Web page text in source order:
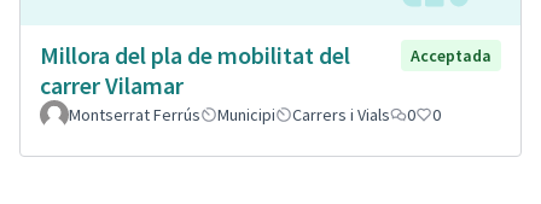
Millora del pla de mobilitat del
carrer Vilamar
Acceptada
Montserrat Ferrús Municipi Carrers i Vials 0 0